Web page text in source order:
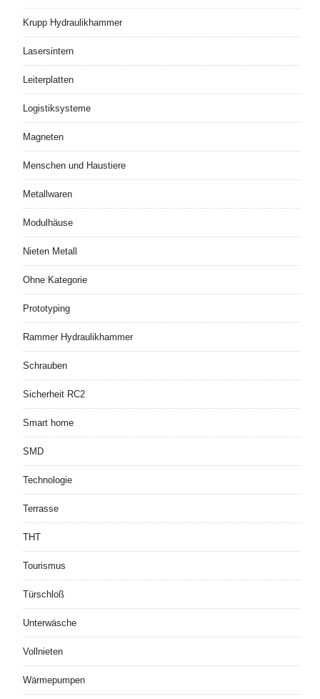
Krupp Hydraulikhammer
Lasersintern
Leiterplatten
Logistiksysteme
Magneten
Menschen und Haustiere
Metallwaren
Modulhäuse
Nieten Metall
Ohne Kategorie
Prototyping
Rammer Hydraulikhammer
Schrauben
Sicherheit RC2
Smart home
SMD
Technologie
Terrasse
THT
Tourismus
Türschloß
Unterwäsche
Vollnieten
Wärmepumpen